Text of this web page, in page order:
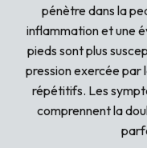
pénètre dans la
inflammation et une
pieds sont plus
pression exercée par
répétitifs. Les
comprennent la